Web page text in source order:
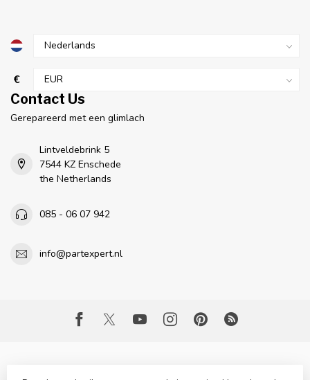
€
Contact Us
Gerepareerd met een glimlach
Lintveldebrink 5
7544 KZ Enschede
the Netherlands
085 - 06 07 942
info@partexpert.nl